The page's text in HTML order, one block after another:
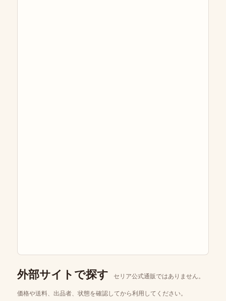
外部サイトで探す セリア公式通販ではありません。
価格や送料、出品者、状態を確認してから利用してください。